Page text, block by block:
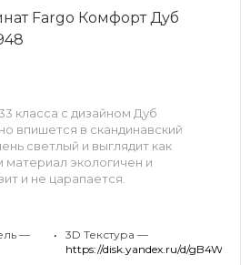
Fargo Комфорт Дуб
класса с дизайном Дуб
впишется в скандинавский
светлый и выглядит как
экологичен и
и не царапается.
—
•
3D Текстура —
https://disk.yandex.ru/d/